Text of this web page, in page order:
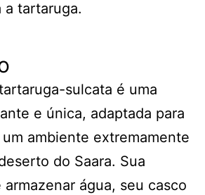
a tartaruga.
sulcata é uma
e única, adaptada para
ambiente extremamente
do Saara. Sua
água, seu casco